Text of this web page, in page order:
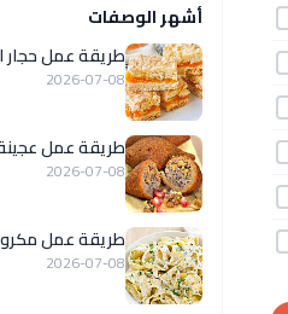
أشهر الوصفات
طريقة عمل
2026-07-08
طريقة عمل
2026-07-08
طريقة عمل
2026-07-08